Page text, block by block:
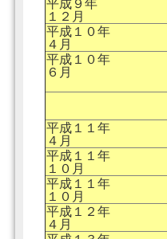
平成９年
１２月
平成１０年
４月
平成１０年
６月
平成１１年
４月
平成１１年
１０月
平成１１年
１０月
平成１２年
４月